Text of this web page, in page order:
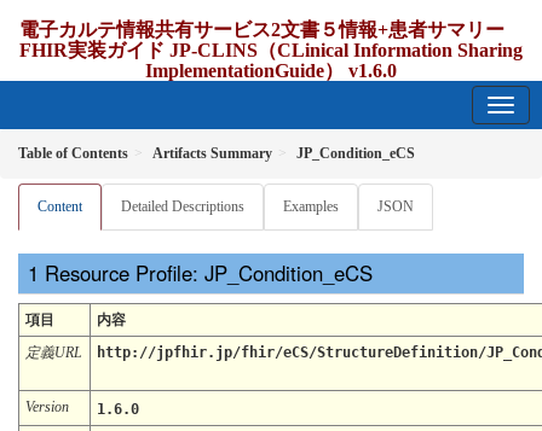
電子カルテ情報共有サービス2文書５情報+患者サマリー
FHIR実装ガイド JP-CLINS（CLinical Information Sharing
ImplementationGuide） v1.6.0
Table of Contents Artifacts Summary JP_Condition_eCS
Content Detailed Descriptions Examples JSON
Resource Profile: JP_Condition_eCS
項目
内容
定義URL
http://jpfhir.jp/fhir/eCS/StructureDefinition/
Version
1.6.0